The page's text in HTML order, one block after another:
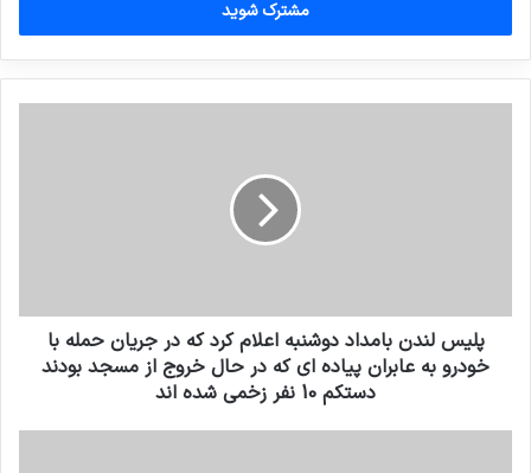
وارد
کنید
پلیس لندن بامداد دوشنبه اعلام کرد که در جریان حمله با
خودرو به عابران پیاده اي كه در حال خروج از مسجد بودند
دستکم 10 نفر زخمی شده اند